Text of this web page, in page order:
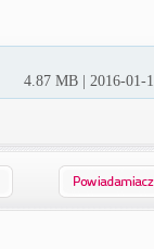
4.87 MB | 2016-01-